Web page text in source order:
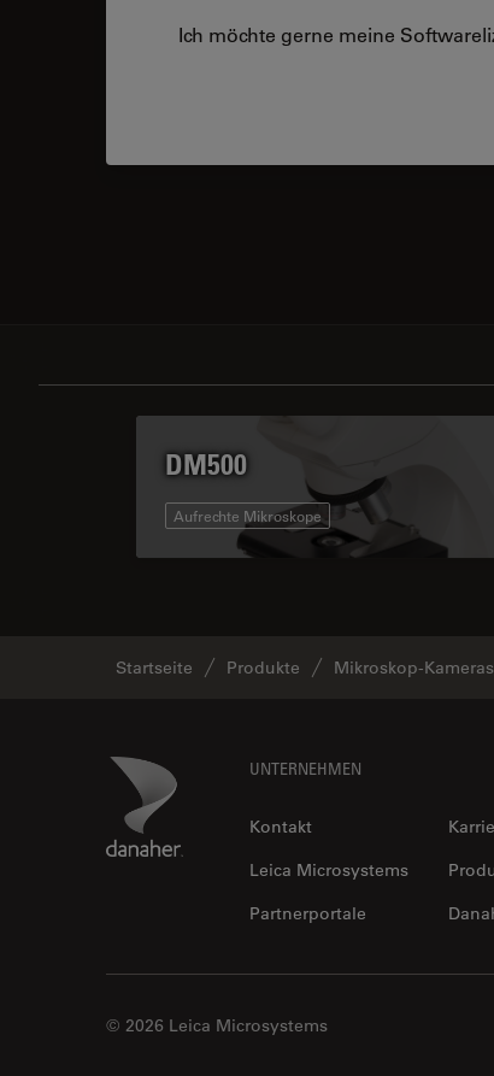
Ich möchte gerne meine
DM500
Aufrechte Mikroskope
Startseite Produkte Mikroskop-Kameras
Danaher Logo UNTERNEHMEN
Kontakt
Leica Microsystems
Partnerportale
© 2026 Leica Microsystems